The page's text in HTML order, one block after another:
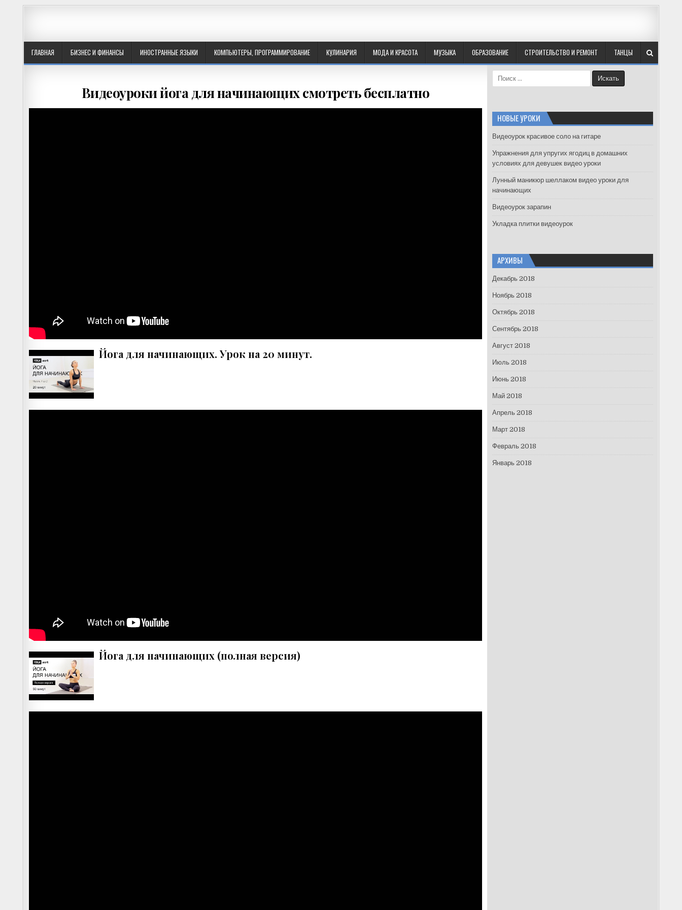
ГЛАВНАЯ БИЗНЕС И ФИНАНСЫ ИНОСТРАННЫЕ ЯЗЫКИ КОМПЬЮТЕРЫ, ПРОГРАММИРОВАНИЕ КУЛИНАРИЯ МОДА И КРАСОТА МУЗЫКА ОБРАЗОВАНИЕ СТРОИТЕЛЬСТВО И РЕМОНТ ТАНЦЫ
Видеоуроки йога для начинающих смотреть бесплатно
Йога для начинающих. Урок на 20 минут.
Йога для начинающих (полная версия)
e
h
f
r
:
НОВЫЕ УРОКИ
Видеоурок красивое соло на гитаре
Упражнения для упругих ягодиц в домашних
условиях для девушек видео уроки
Лунный маникюр шеллаком видео уроки для
начинающих
Видеоурок зарапин
Укладка плитки видеоурок
АРХИВЫ
Декабрь 2018
Ноябрь 2018
Октябрь 2018
Сентябрь 2018
Август 2018
Июль 2018
Июнь 2018
Май 2018
Апрель 2018
Март 2018
Февраль 2018
Январь 2018